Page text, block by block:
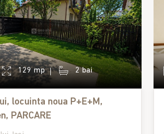
129 mp 2 bai
locuinta noua P+E+M,
PARCARE